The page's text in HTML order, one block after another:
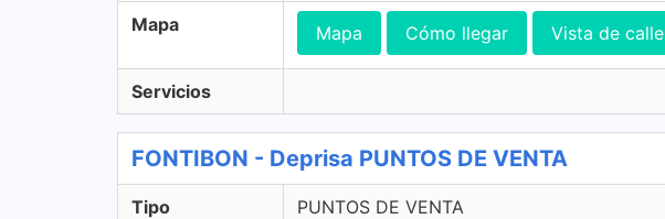
Mapa Mapa Cómo llegar Vista de calle
Servicios
FONTIBON - Deprisa PUNTOS DE VENTA
Tipo PUNTOS DE VENTA